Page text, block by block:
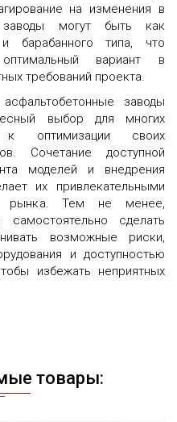
на изменения в
могут быть как
и барабанного типа, что
вариант в
требований проекта.
заводы
выбор для многих
к оптимизации своих
Сочетание доступной
моделей и внедрения
их привлекательными
рынка. Тем не менее,
самостоятельно сделать
возможные риски,
и доступностью
избежать неприятных
товары: